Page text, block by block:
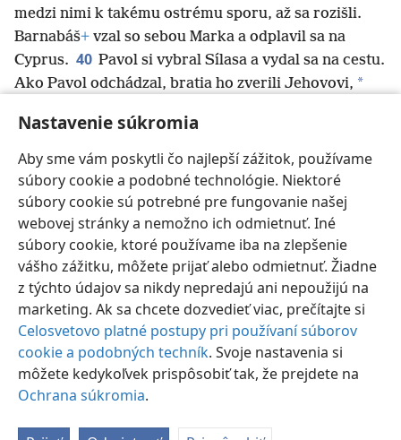
Nastavenie súkromia
Aby sme vám poskytli čo najlepší zážitok, používame
súbory cookie a podobné technológie. Niektoré
súbory cookie sú potrebné pre fungovanie našej
webovej stránky a nemožno ich odmietnuť. Iné
súbory cookie, ktoré používame iba na zlepšenie
vášho zážitku, môžete prijať alebo odmietnuť. Žiadne
z týchto údajov sa nikdy nepredajú ani nepoužijú na
marketing. Ak sa chcete dozvedieť viac, prečítajte si
Celosvetovo platné postupy pri používaní súborov
cookie a podobných techník. Svoje nastavenia si
môžete kedykoľvek prispôsobiť tak, že prejdete na
Ochrana súkromia.
medzi nimi k takému ostrému sporu, až sa rozišli.
Barnabáš+ vzal so sebou Marka a odplavil sa na
Cyprus. 40 Pavol si vybral Sílasa a vydal sa na cestu.
Ako Pavol odchádzal, bratia ho zverili Jehovovi, *
41 Prešiel Sýriu a Cilíciu a posilňoval zbory.
Slovenčina Poslať odkaz Nastavenia
Copyright © 2026 Watch Tower Bible and Tract Society of Pennsylvania
Podmienky používania Ochrana súkromia
Nastavenie súkromia
JW.ORG
Prihlásiť sa